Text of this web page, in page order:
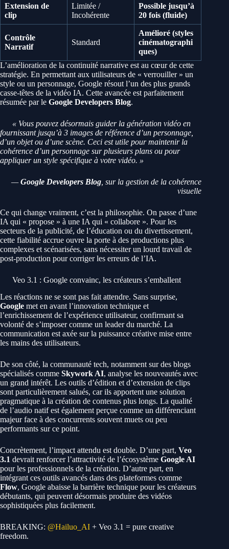
Extension de
clip
Limitée /
Incohérente
Possible jusqu’à
20 fois (fluide)
Contrôle
Narratif
Standard
Amélioré (styles
cinématographi
ques)
L’amélioration de la continuité narrative est au cœur de cette
stratégie. En permettant aux utilisateurs de « verrouiller » un
style ou un personnage, Google résout l’un des plus grands
casse-têtes de la vidéo IA. Cette avancée est parfaitement
résumée par le Google Developers Blog.
« Vous pouvez désormais guider la génération vidéo en
fournissant jusqu’à 3 images de référence d’un personnage,
d’un objet ou d’une scène. Ceci est utile pour maintenir la
cohérence d’un personnage sur plusieurs plans ou pour
appliquer un style spécifique à votre vidéo. »
—Google Developers Blog , sur la gestion de la cohérence
visuelle
Ce qui change vraiment, c’est la philosophie. On passe d’une
IA qui « propose » à une IA qui « collabore ». Pour les
secteurs de la publicité, de l’éducation ou du divertissement,
cette fiabilité accrue ouvre la porte à des productions plus
complexes et scénarisées, sans nécessiter un lourd travail de
post-production pour corriger les erreurs de l’IA.
Veo 3.1 : Google convainc, les créateurs s’emballent
Les réactions ne se sont pas fait attendre. Sans surprise,
Google met en avant l’innovation technique et
l’enrichissement de l’expérience utilisateur, confirmant sa
volonté de s’imposer comme un leader du marché. La
communication est axée sur la puissance créative mise entre
les mains des utilisateurs.
De son côté, la communauté tech, notamment sur des blogs
spécialisés comme Skywork AI, analyse les nouveautés avec
un grand intérêt. Les outils d’édition et d’extension de clips
sont particulièrement salués, car ils apportent une solution
pragmatique à la création de contenus plus longs. La qualité
de l’audio natif est également perçue comme un différenciant
majeur face à des concurrents souvent muets ou peu
performants sur ce point.
Concrètement, l’impact attendu est double. D’une part, Veo
3.1 devrait renforcer l’attractivité de l’écosystème Google AI
pour les professionnels de la création. D’autre part, en
intégrant ces outils avancés dans des plateformes comme
Flow, Google abaisse la barrière technique pour les créateurs
débutants, qui peuvent désormais produire des vidéos
sophistiquées plus facilement.
BREAKING: @Hailuo_AI + Veo 3.1 = pure creative
freedom.